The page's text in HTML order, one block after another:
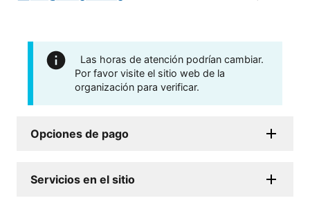
Las horas de atención podrían cambiar.
Por favor visite el sitio web de la
organización para verificar.
Opciones de pago
Servicios en el sitio